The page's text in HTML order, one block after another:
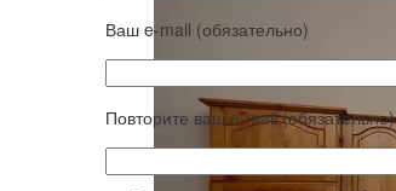
Ваш e-mail (обязательно)
Повторите ваш e-mail (обязательно)